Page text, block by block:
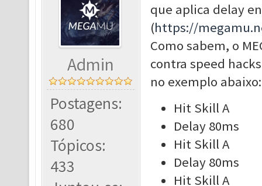
Admin
Postagens:
680
Tópicos:
433
que aplica delay
(https://
Como sabem, o
contra speed
no exemplo abaixo:
Hit Skill A
Delay 80ms
Hit Skill A
Delay 80ms
Hit Skill A